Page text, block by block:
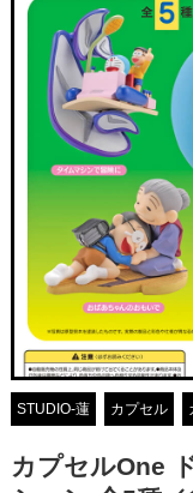
STUDIO-蓮 カプセル
カプセルOne